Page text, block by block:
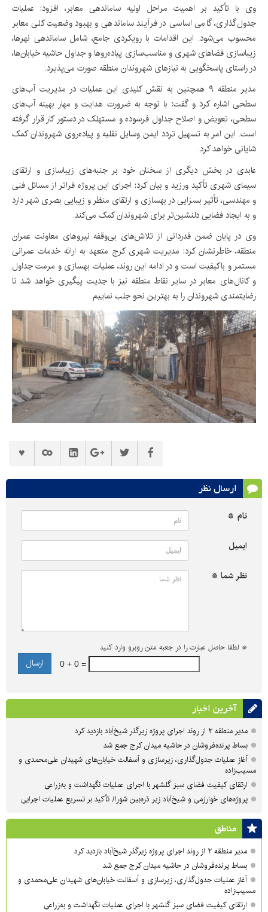
وی با تأکید بر اهمیت مراحل اولیه ساماندهی معابر، افزود: عملیات
جدول‌گذاری، گامی اساسی در فرآیند ساماندهی و بهبود وضعیت کلی معابر
محسوب می‌شود. این اقدامات با رویکردی جامع، شامل ساماندهی نهرها،
زیباسازی فضاهای شهری و مناسب‌سازی پیاده‌روها و جداول حاشیه خیابان‌ها،
در راستای پاسخگویی به نیازهای شهروندان منطقه صورت می‌پذیرد.
مدیر منطقه ۹ همچنین به نقش کلیدی این عملیات در مدیریت آب‌های
سطحی اشاره کرد و گفت: با توجه به ضرورت هدایت و مهار بهینه آب‌های
سطحی، تعویض و اصلاح جداول فرسوده و مستهلک در دستور کار قرار گرفته
است. این امر به تسهیل تردد ایمن وسایل نقلیه و پیاده‌روی شهروندان کمک
شایانی خواهد کرد.
عابدی در بخش دیگری از سخنان خود بر جنبه‌های زیباسازی و ارتقای
سیمای شهری تأکید ورزید و بیان کرد: اجرای این پروژه فراتر از مسائل فنی
و مهندسی، تأثیر بسزایی در بهسازی و ارتقای منظر و زیبایی بصری شهر دارد
و به ایجاد فضایی دلنشین‌تر برای شهروندان کمک می‌کند.
وی در پایان ضمن قدردانی از تلاش‌های بی‌وقفه نیروهای معاونت عمران
منطقه، خاطرنشان کرد: مدیریت شهری کرج متعهد به ارائه خدمات عمرانی
مستمر و باکیفیت است و در ادامه این روند، عملیات بهسازی و مرمت جداول
و کانال‌های معابر در سایر نقاط منطقه نیز با جدیت پیگیری خواهد شد تا
رضایتمندی شهروندان را به بهترین نحو جلب نماییم.
ارسال نظر
نام *
ایمیل
نظر شما *
* لطفا حاصل عبارت را در جعبه متن روبرو وارد کنید
0 + 0 =
آخرین اخبار
مدیر منطقه ۲ از روند اجرای پروژه زیرگذر شیخ‌آباد بازدید کرد
بساط پرنده‌فروشان در حاشیه میدان کرج جمع شد
آغاز عملیات جدول‌گذاری، زیرسازی و آسفالت خیابان‌های شهیدان علی‌محمدی و
مسیب‌زاده
ارتقای کیفیت فضای سبز گلشهر با اجرای عملیات نگهداشت و به‌زراعی
پروژه‌های خوارزمی و شیخ‌آباد زیر ذره‌بین شورا/ تأکید بر تسریع عملیات اجرایی
مناطق
مدیر منطقه ۲ از روند اجرای پروژه زیرگذر شیخ‌آباد بازدید کرد
بساط پرنده‌فروشان در حاشیه میدان کرج جمع شد
آغاز عملیات جدول‌گذاری، زیرسازی و آسفالت خیابان‌های شهیدان علی‌محمدی و
مسیب‌زاده
ارتقای کیفیت فضای سبز گلشهر با اجرای عملیات نگهداشت و به‌زراعی